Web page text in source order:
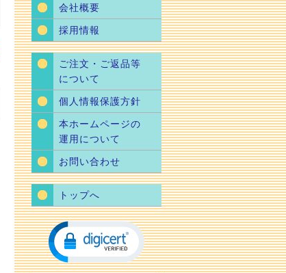
会社概要
採用情報
ご注文・ご返品等
について
個人情報保護方針
本ホームページの
運用について
お問い合わせ
トップへ